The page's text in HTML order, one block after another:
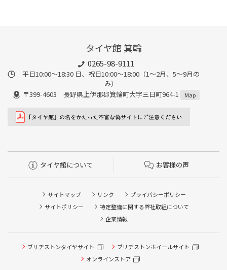
タイヤ館 箕輪
0265-98-9111
平日10:00～18:30 日、祝日10:00～18:00（1～2月、5～9月の
み）
〒399-4603 長野県上伊那郡箕輪町大字三日町964-1
Map
タイヤ館について お客様の声
サイトマップ リンク
プライバシーポリシー
サイトポリシー
特定整備に関する弊社取組について
企業情報
ブリヂストンタイヤサイト
ブリヂストンホイールサイト
オンラインストア